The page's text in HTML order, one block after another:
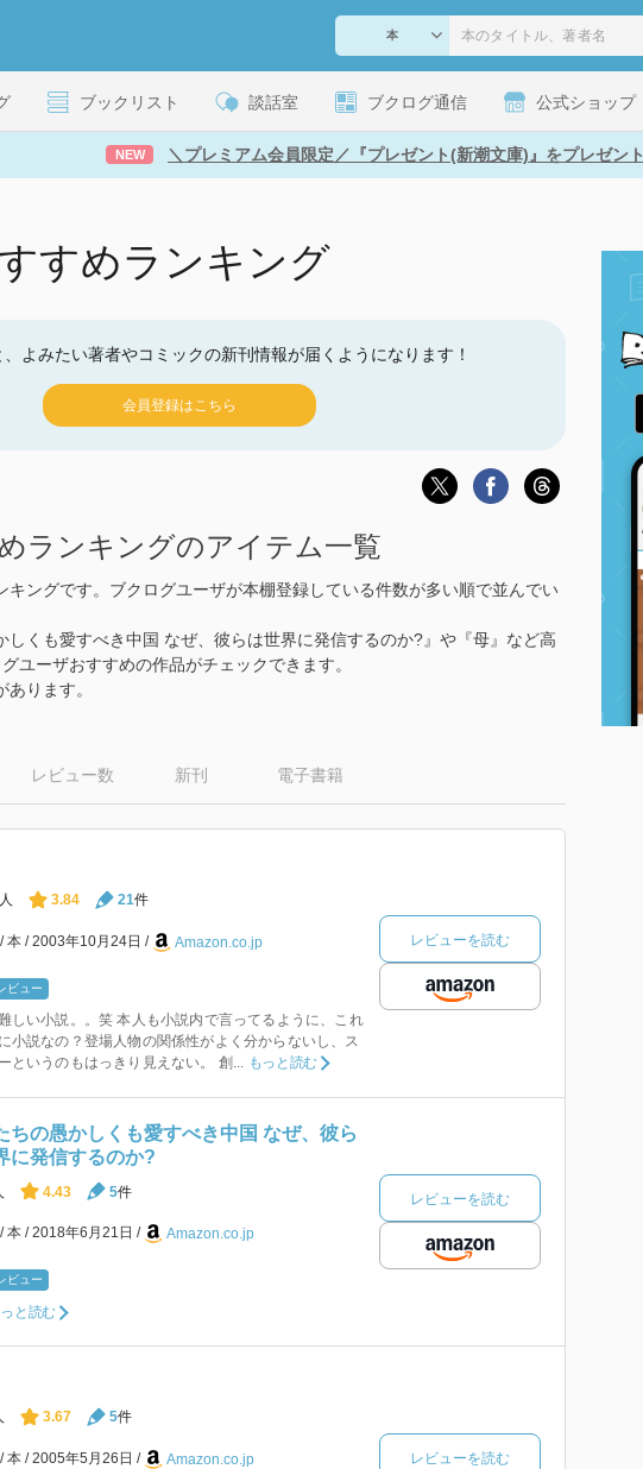
ブックリスト 談話室 ブクログ通信 公式ショップ
NEW ＼プレミアム会員限定／『プレゼント(新潮文庫)』をプレゼント
すめランキング
よみたい著者やコミックの新刊情報が届くようになります！
会員登録はこちら
ランキングのアイテム一覧
キングです。ブクログユーザが本棚登録している件数が多い順で並んでい
しくも愛すべき中国 なぜ、彼らは世界に発信するのか?』や『母』など高
ユーザおすすめの作品がチェックできます。
ります。
レビュー数 新刊 電子書籍
人 3.84 21件
本 2003年10月24日 Amazon.co.jp
ビュー
しい小説。。笑 本人も小説内で言ってるように、これ
小説なの？登場人物の関係性がよく分からないし、ス
というのもはっきり見えない。 創...
もっと読む
レビューを読む
ちの愚かしくも愛すべき中国 なぜ、彼ら
に発信するのか?
4.43 5件
本 2018年6月21日 Amazon.co.jp
ビュー
と読む
レビューを読む
3.67 5件
本 2005年5月26日 Amazon.co.jp レビューを読む